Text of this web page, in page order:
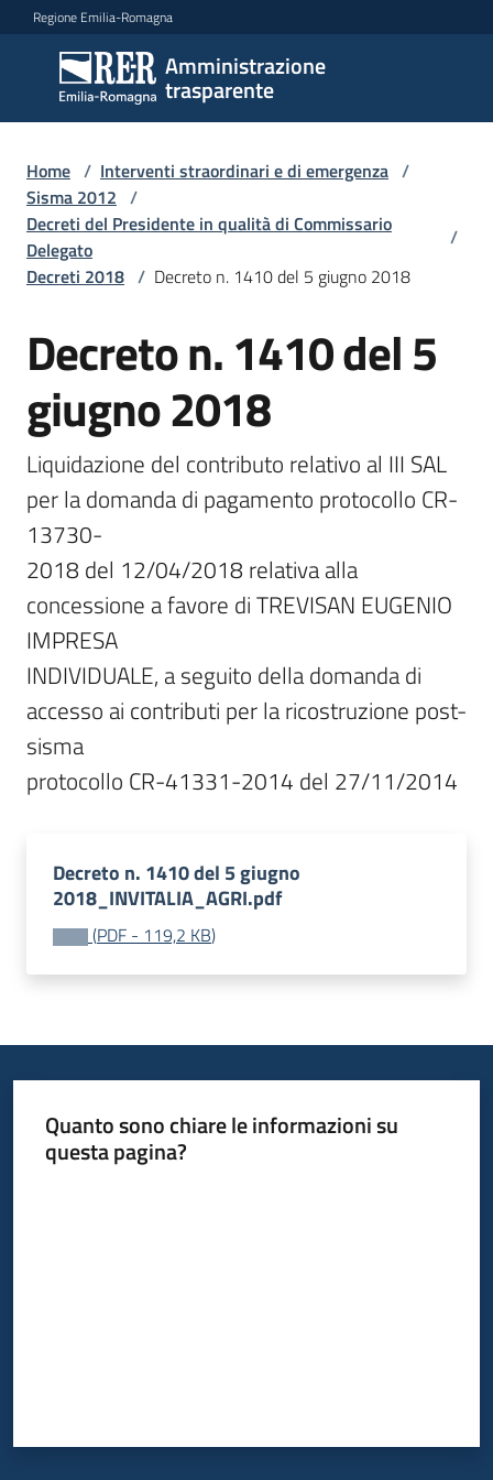
Vai al contenuto
Vai alla navigazione
Vai al footer
Regione Emilia-Romagna
Amministrazione
trasparente
Amministrazione
trasparente
Sottosezioni
Accesso
Home / Interventi straordinari e di emergenza /
Sisma 2012 /
Decreti del Presidente in qualità di Commissario
Delegato
/
Decreti 2018 / Decreto n. 1410 del 5 giugno 2018
Decreto n. 1410 del 5
giugno 2018
Liquidazione del contributo relativo al III SAL
per la domanda di pagamento protocollo CR-
13730-
2018 del 12/04/2018 relativa alla
concessione a favore di TREVISAN EUGENIO
IMPRESA
INDIVIDUALE, a seguito della domanda di
accesso ai contributi per la ricostruzione post-
sisma
protocollo CR-41331-2014 del 27/11/2014
Decreto n. 1410 del 5 giugno
2018_INVITALIA_AGRI.pdf
(PDF - 119,2 KB)
Quanto sono chiare le informazioni su
questa pagina?